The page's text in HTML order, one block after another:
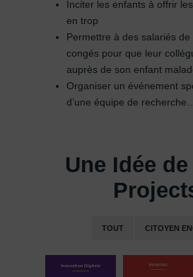
Inciter les enfants à offrir
en trop
Permettre à des salariés
congés pour que leur
auprès de son enfant
Organiser un événement
d’une équipe de recherche…
Une Idée de
TOUT CITOYEN